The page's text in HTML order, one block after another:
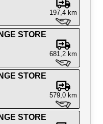
197,4 km
STORE
681,2 km
STORE
579,0 km
STORE